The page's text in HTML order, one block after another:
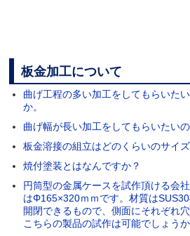
板金加工について
曲げ工程の多い加工をしてもらいた
か。
曲げ幅が長い加工をしてもらいたい
板金溶接の組立はどのくらいのサイ
焼付塗装とはなんですか？
円筒型の金属ケースを試作頂ける会
はΦ165×320ｍｍです。材質は
開閉できるもので、側面にそれぞれ
こちらの製品の試作は可能でしょうか